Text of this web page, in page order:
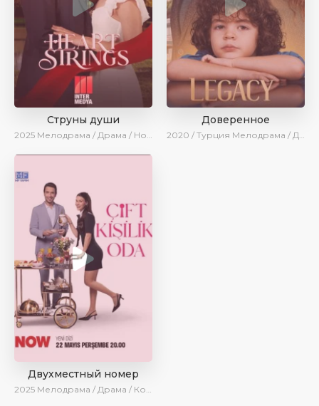
Струны души
2025 Мелодрама / Драма / Новинки / Сериалы 2025
Доверенное
2020 / Турция Мелодрама / Драма / Боевик / BeniAffet
Двухместный номер
2025 Мелодрама / Драма / Комедия / Новинки / Сериалы 2025